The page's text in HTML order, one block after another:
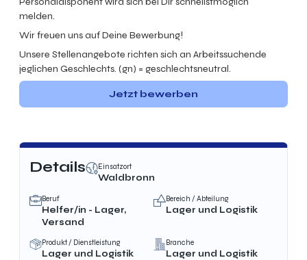
melden.
Wir freuen uns auf Deine Bewerbung!
Unsere Stellenangebote richten sich an Arbeitssuchende
jeglichen Geschlechts. (gn) = geschlechtsneutral.
Jetzt bewerben
Details Einsatzort
Waldbronn
Beruf
Helfer/in - Lager,
Versand
Bereich / Abteilung
Lager und Logistik
Produkt / Dienstleistung
Lager und Logistik
Branche
Lager und Logistik